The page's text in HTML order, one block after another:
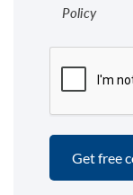
Policy